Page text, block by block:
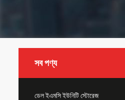
সব পণ্য
ডেল ইএমসি ইউনিটি স্টোরেজ